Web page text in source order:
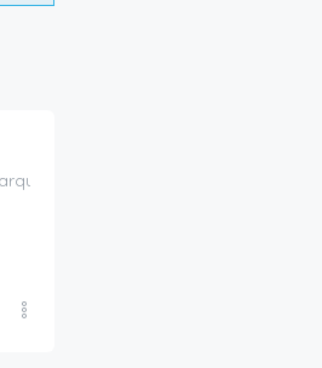
Málaga, Andalucía, 29740, España